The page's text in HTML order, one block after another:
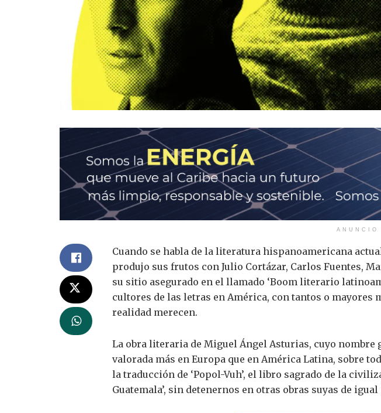
Cuando se habla de la literatura hispanoamericana
produjo sus frutos con Julio Cortázar, Carlos Fuentes,
su sitio asegurado en el llamado ‘Boom literario
cultores de las letras en América, con tantos o mayores
realidad merecen.
La obra literaria de Miguel Ángel Asturias, cuyo nombre
valorada más en Europa que en América Latina, sobre
la traducción de ‘Popol-Vuh’, el libro sagrado de la
Guatemala’, sin detenernos en otras obras suyas de